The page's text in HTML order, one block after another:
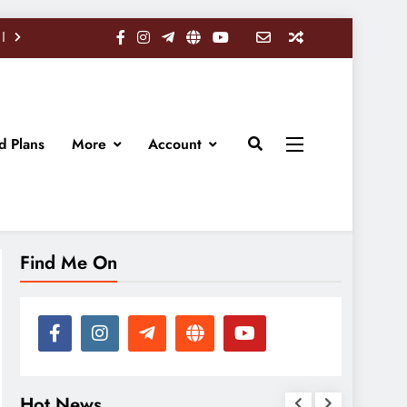
Plans More Account
Find Me On